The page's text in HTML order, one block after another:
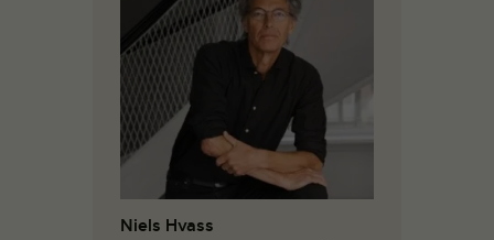
Niels Hvass